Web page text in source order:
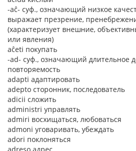
-aĉ- суф., означающий низкое
выражает презрение,
(характеризует внешние,
или явления)
aĉeti покупать
-ad- суф., означающий длительное
повторяемость
adapti адаптировать
adepto сторонник, последователь
adicii сложить
administri управлять
admiri восхищаться, любоваться
admoni уговаривать, убеждать
adori поклоняться